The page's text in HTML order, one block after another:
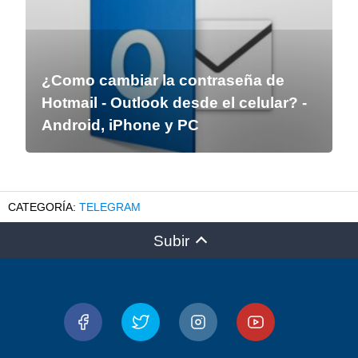
¿Como cambiar la contraseña de
Hotmail - Outlook desde el celular? -
Android, iPhone y PC
TELEGRAM
Subir